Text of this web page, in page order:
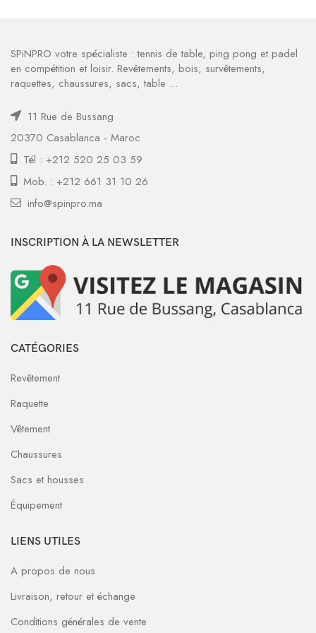
SPiNPRO votre spécialiste : tennis de table, ping pong et padel
en compétition et loisir. Revêtements, bois, survêtements,
raquettes, chaussures, sacs, table ...
11 Rue de Bussang
20370 Casablanca - Maroc
Tél : +212 520 25 03 59
Mob. : +212 661 31 10 26
info@spinpro.ma
INSCRIPTION À LA NEWSLETTER
CATÉGORIES
Revêtement
Raquette
Vêtement
Chaussures
Sacs et housses
Équipement
LIENS UTILES
A propos de nous
Livraison, retour et échange
Conditions générales de vente